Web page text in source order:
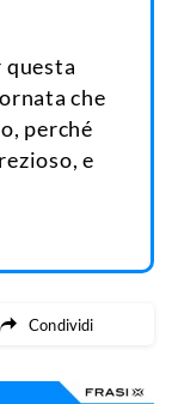
che
perché
e
Condividi